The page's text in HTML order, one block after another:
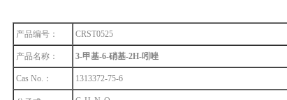
产品编号： CRST0525
产品名称： 3-甲基-6-硝基-2H-吲唑
Cas No.： 1313372-75-6